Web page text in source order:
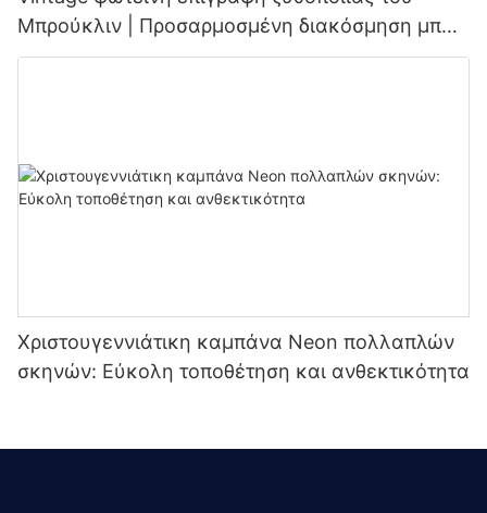
Μπρούκλιν | Προσαρμοσμένη διακόσμηση μπαρ
και ζυθοποιίας
Χριστουγεννιάτικη καμπάνα Neon πολλαπλών
σκηνών: Εύκολη τοποθέτηση και ανθεκτικότητα